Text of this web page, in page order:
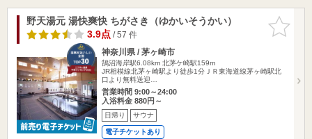
お気に入
りに追加
野天湯元 湯快爽快 ちがさき（ゆかいそうかい）
3.9点/ 57 件
神奈川県 / 茅ヶ崎市
鵠沼海岸駅6.08km 北茅ケ崎駅159m
JR相模線北茅ヶ崎駅より徒歩1分ＪＲ東海道線茅ヶ崎駅北
口より無料送迎…
営業時間 9:00～24:00
入浴料金 880円～
日帰り サウナ
電子チケットあり